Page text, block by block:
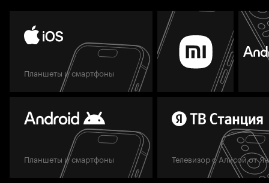
Планшеты и смартфоны
Планшеты и смартфоны Телевизор с Алисой от